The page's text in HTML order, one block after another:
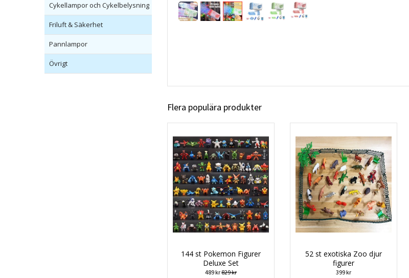
Cykellampor och Cykelbelysning
Friluft & Säkerhet
Pannlampor
Övrigt
Flera populära produkter
144 st Pokemon Figurer
Deluxe Set
489 kr829 kr
52 st exotiska Zoo djur
figurer
399 kr